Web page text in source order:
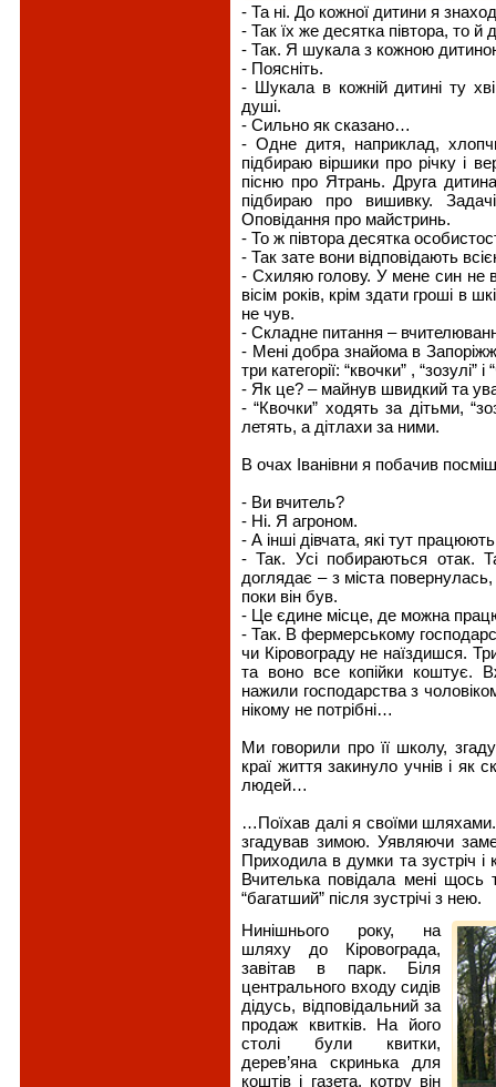
- Та ні. До кожної дитини я
- Так їх же десятка півтора, то й
- Так. Я шукала з кожною
- Поясніть.
- Шукала в кожній дитині ту
душі.
- Сильно як сказано…
- Одне дитя, наприклад,
підбираю віршики про річку і
пісню про Ятрань. Друга
підбираю про вишивку.
Оповідання про майстринь.
- То ж півтора десятка
- Так зате вони відповідають
- Схиляю голову. У мене син не в
вісім років, крім здати гроші в
не чув.
- Складне питання –
- Мені добра знайома в
три категорії: “квочки” , “зозулі” і
- Як це? – майнув швидкий та
- “Квочки” ходять за дітьми,
летять, а дітлахи за ними.
В очах Іванівни я побачив
- Ви вчитель?
- Ні. Я агроном.
- А інші дівчата, які тут
- Так. Усі побираються отак.
доглядає – з міста
поки він був.
- Це єдине місце, де можна
- Так. В фермерському
чи Кіровограду не наїздишся.
та воно все копійки коштує.
нажили господарства з
нікому не потрібні…
Ми говорили про її школу,
краї життя закинуло учнів і як
людей…
…Поїхав далі я своїми шляхами.
згадував зимою. Уявляючи
Приходила в думки та зустріч
Вчителька повідала мені
“багатший” після зустрічі з нею.
Нинішнього року, на
шляху до Кіровограда,
завітав в парк. Біля
центрального входу сидів
дідусь, відповідальний за
продаж квитків. На його
столі були квитки,
дерев’яна скринька для
коштів і газета, котру він